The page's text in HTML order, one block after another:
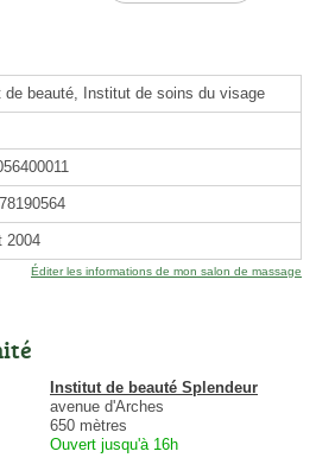
de beauté, Institut de soins du visage
2004
Éditer les informations de mon salon de massage
Institut de beauté Splendeur
avenue d'Arches
650 mètres
Ouvert jusqu'à 16h